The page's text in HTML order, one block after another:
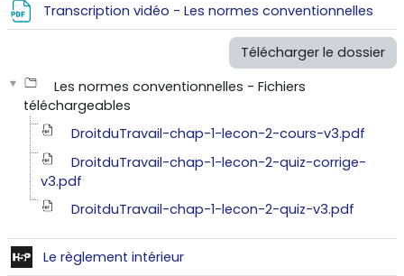
Transcription vidéo - Les normes conventionnelles
Télécharger le dossier
Les normes conventionnelles - Fichiers
téléchargeables
DroitduTravail-chap-1-lecon-2-cours-v3.pdf
DroitduTravail-chap-1-lecon-2-quiz-corrige-
v3.pdf
DroitduTravail-chap-1-lecon-2-quiz-v3.pdf
Le règlement intérieurContenu interactif